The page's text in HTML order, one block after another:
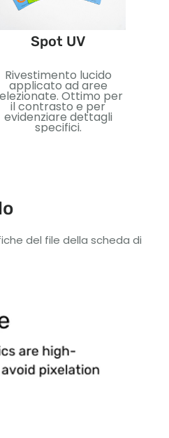
Spot UV
Rivestimento lucido
applicato ad aree
Ottimo per
il contrasto e per
evidenziare dettagli
specifici.
del file della scheda di